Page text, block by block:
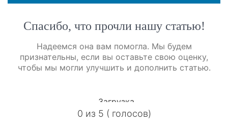
Спасибо, что прочли нашу статью!
Надеемся она вам помогла. Мы будем
признательны, если вы оставьте свою оценку,
чтобы мы могли улучшить и дополнить статью.
Загрузка...
0 из 5 ( голосов)